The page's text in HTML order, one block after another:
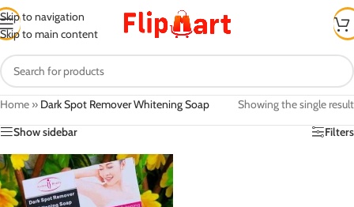
Skip to navigation
Skip to main content
Home » Dark Spot Remover Whitening Soap
Showing the single result
Show sidebar
Filters